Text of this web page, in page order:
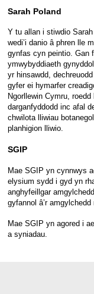
Sarah Poland
Y tu allan i stiwdio
wedi’i danio â phren lle
gynfas cyn peintio. Gan
ymwybyddiaeth
yr hinsawdd,
gyfer ei hymarfer
Ngorllewin Cymru, roedd
darganfyddodd inc afal
chwilota lliwiau
planhigion lliwio.
SGIP
Mae SGIP yn cynnwys
elysium sydd i gyd yn
anghyfeillgar
gyfannol â’r amgylchedd
Mae SGIP yn agored i
a syniadau.